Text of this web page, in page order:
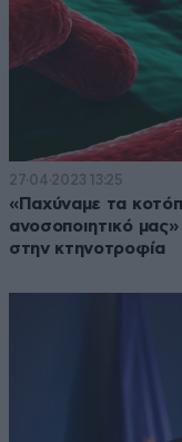
27·04·2023 13:25
«Παχύναμε τα
ανοσοποιητικό
στην κτηνοτροφία